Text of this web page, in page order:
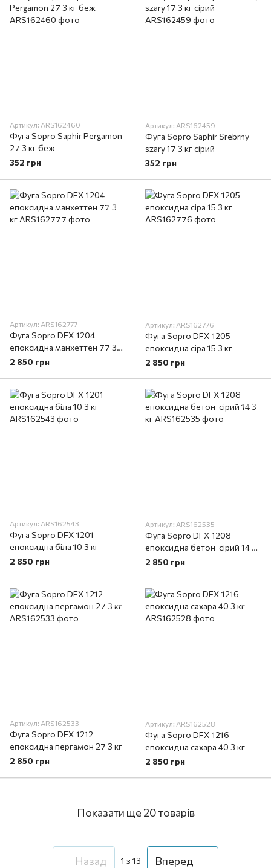
Артикул: ARS162460
Фуга Sopro Saphir Pergamon
27 3 кг беж
352 грн
Артикул: ARS162459
Фуга Sopro Saphir Srebrny
szary 17 3 кг сірий
352 грн
Артикул: ARS162777
Фуга Sopro DFX 1204
епоксидна манхеттен 77 3
кг
2 850 грн
Артикул: ARS162776
Фуга Sopro DFX 1205
епоксидна сіра 15 3 кг
2 850 грн
Артикул: ARS162543
Фуга Sopro DFX 1201
епоксидна біла 10 3 кг
2 850 грн
Артикул: ARS162535
Фуга Sopro DFX 1208
епоксидна бетон-сірий 14 3
кг
2 850 грн
Артикул: ARS162533
Фуга Sopro DFX 1212
епоксидна пергамон 27 3 кг
2 850 грн
Артикул: ARS162528
Фуга Sopro DFX 1216
епоксидна сахара 40 3 кг
2 850 грн
Показати ще 20 товарів
Назад 1 з 13 Вперед